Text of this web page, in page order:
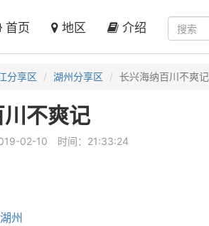
首页 地区 介绍
分享区 湖州分享区 长兴海纳百川不爽记
不爽记
02-10 时间：21:33:24
湖州